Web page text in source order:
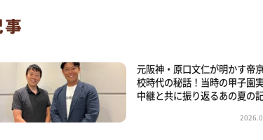
元阪神・原口文仁が明かす帝
校時代の秘話！当時の甲子園
中継と共に振り返るあの夏の